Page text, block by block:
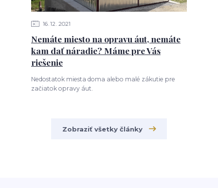
16 12 2021
Nemáte miesto na opravu áut, nemáte
kam dať náradie? Máme pre Vás
riešenie
Nedostatok miesta doma alebo malé zákutie pre
začiatok opravy áut.
Zobraziť všetky články